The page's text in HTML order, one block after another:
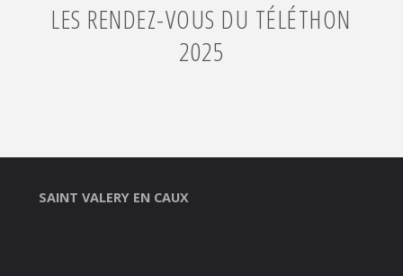
LES RENDEZ-VOUS DU TÉLÉTHON
2025
SAINT VALERY EN CAUX